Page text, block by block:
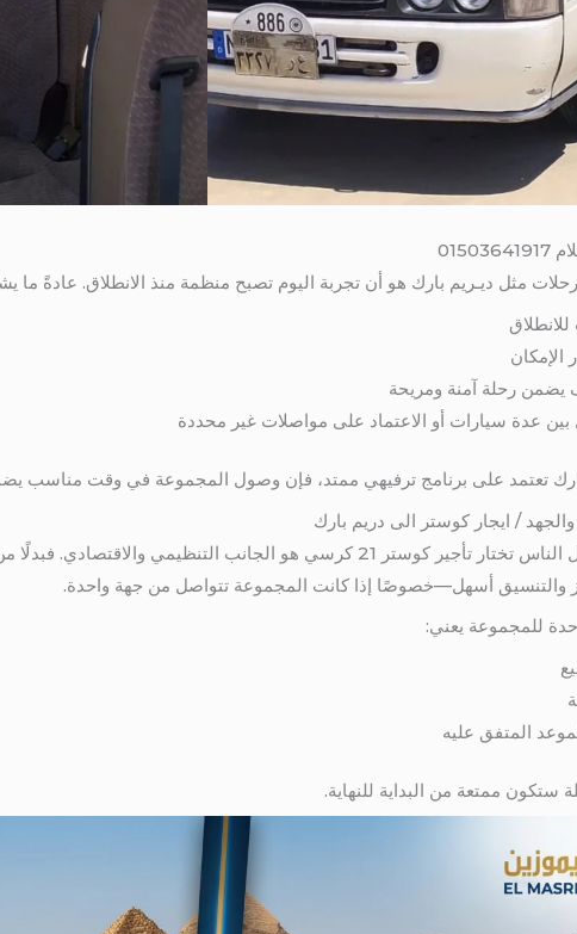
مثل ديـريم بارك هو أن تجربة اليوم تصبح منظمة منذ الانطلاق. عادةً ما
الإمكان
رحلة آمنة ومريحة
عدة سيارات أو الاعتماد على مواصلات غير محددة
تعتمد على برنامج ترفيهي ممتد، فإن وصول المجموعة في وقت مناسب
والجهد / ايجار كوستر الى دريم بارك
من أكثر الأسباب التي تجعل الناس تختار تأجير كوستر 21 كرسي هو الجانب
والتنسيق أسهل—خصوصًا إذا كانت المجموعة تتواصل من جهة واحدة.
للمجموعة يعني:
المتفق عليه
ستكون ممتعة من البداية للنهاية.